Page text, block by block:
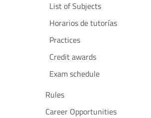
List of Subjects
Horarios de tutorías
Practices
Credit awards
Exam schedule
Rules
Career Opportunities